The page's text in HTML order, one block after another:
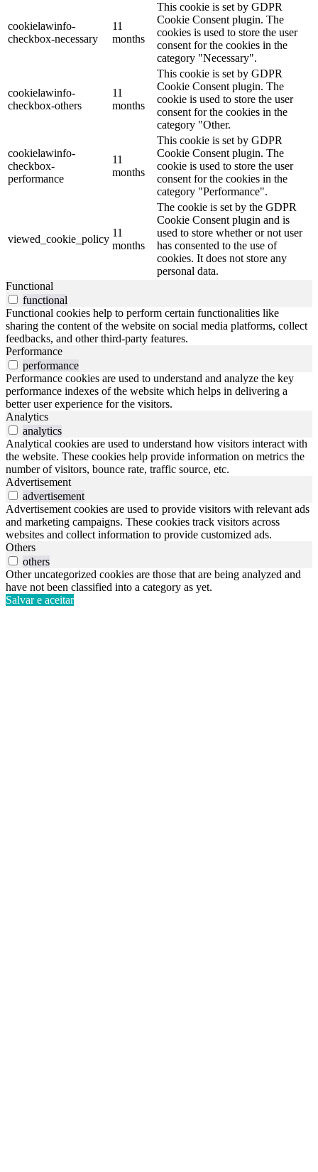
cookielawinfo-
checkbox-necessary
11
months
This cookie is set by GDPR
Cookie Consent plugin. The
cookies is used to store the user
consent for the cookies in the
category "Necessary".
cookielawinfo-
checkbox-others
11
months
This cookie is set by GDPR
Cookie Consent plugin. The
cookie is used to store the user
consent for the cookies in the
category "Other.
cookielawinfo-
checkbox-
performance
11
months
This cookie is set by GDPR
Cookie Consent plugin. The
cookie is used to store the user
consent for the cookies in the
category "Performance".
viewed_cookie_policy
11
months
The cookie is set by the GDPR
Cookie Consent plugin and is
used to store whether or not user
has consented to the use of
cookies. It does not store any
personal data.
Functional
functional
Functional cookies help to perform certain functionalities like
sharing the content of the website on social media platforms, collect
feedbacks, and other third-party features.
Performance
performance
Performance cookies are used to understand and analyze the key
performance indexes of the website which helps in delivering a
better user experience for the visitors.
Analytics
analytics
Analytical cookies are used to understand how visitors interact with
the website. These cookies help provide information on metrics the
number of visitors, bounce rate, traffic source, etc.
Advertisement
advertisement
Advertisement cookies are used to provide visitors with relevant ads
and marketing campaigns. These cookies track visitors across
websites and collect information to provide customized ads.
Others
others
Other uncategorized cookies are those that are being analyzed and
have not been classified into a category as yet.
Salvar e aceitar